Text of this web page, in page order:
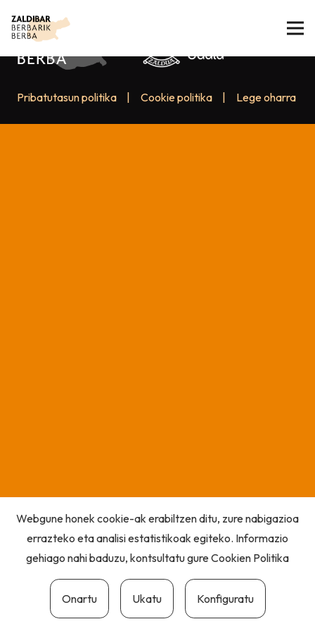
Pribatutasun politika Cookie politika Lege oharra
Webgune honek cookie-ak erabiltzen ditu, zure nabigazioa
errazteko eta analisi estatistikoak egiteko. Informazio
gehiago nahi baduzu, kontsultatu gureCookien Politika
Onartu Ukatu Konfiguratu